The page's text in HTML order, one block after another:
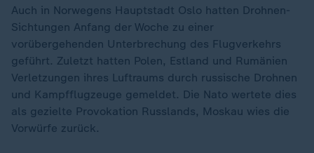
Auch in Norwegens Hauptstadt Oslo hatten Drohnen-
Sichtungen Anfang der Woche zu einer
vorübergehenden Unterbrechung des Flugverkehrs
geführt. Zuletzt hatten Polen, Estland und Rumänien
Verletzungen ihres Luftraums durch russische Drohnen
und Kampfflugzeuge gemeldet. Die Nato wertete dies
als gezielte Provokation Russlands, Moskau wies die
Vorwürfe zurück.